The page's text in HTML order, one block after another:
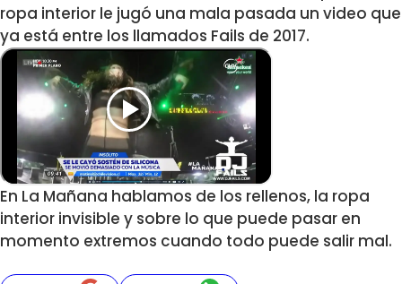
ropa interior le jugó una mala pasada un video que
ya está entre los llamados Fails de 2017.
En La Mañana hablamos de los rellenos, la ropa
interior invisible y sobre lo que puede pasar en
momento extremos cuando todo puede salir mal.